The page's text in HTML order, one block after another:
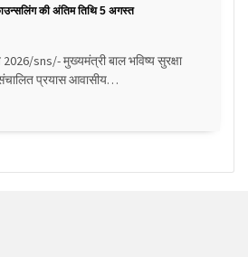
की अंतिम तिथि 5 अगस्त
sns/- मुख्यमंत्री बाल भविष्य सुरक्षा
प्रयास आवासीय…